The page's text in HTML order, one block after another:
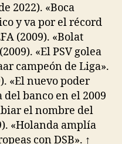
2022). «Boca
y va por el récord
(2009). «Bolat
«El PSV golea
campeón de Liga».
«El nuevo poder
banco en el 2009
el nombre del
«Holanda amplía
con DSB». ↑